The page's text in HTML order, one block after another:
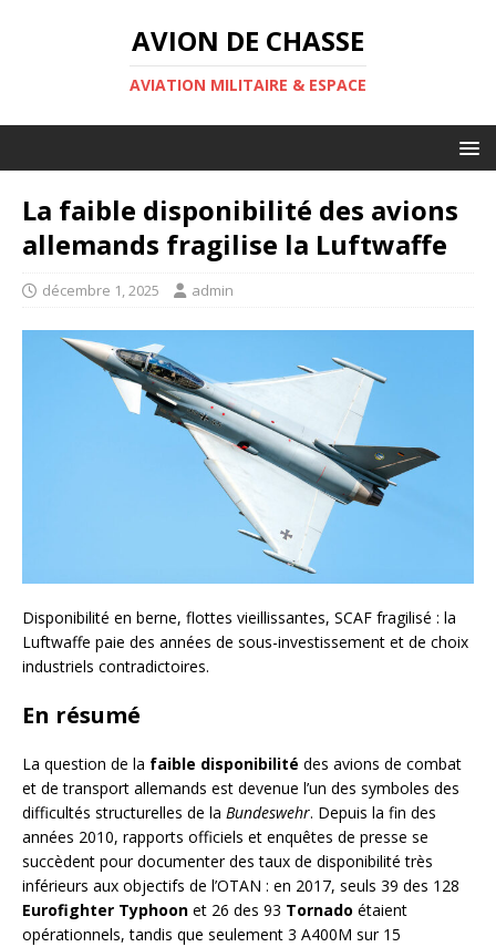
AVION DE CHASSE
AVIATION MILITAIRE & ESPACE
La faible disponibilité des avions
allemands fragilise la Luftwaffe
décembre 1, 2025 admin
Disponibilité en berne, flottes vieillissantes, SCAF fragilisé : la
Luftwaffe paie des années de sous-investissement et de choix
industriels contradictoires.
En résumé
La question de la faible disponibilité des avions de combat
et de transport allemands est devenue l’un des symboles des
difficultés structurelles de la Bundeswehr. Depuis la fin des
années 2010, rapports officiels et enquêtes de presse se
succèdent pour documenter des taux de disponibilité très
inférieurs aux objectifs de l’OTAN : en 2017, seuls 39 des 128
Eurofighter Typhoon et 26 des 93 Tornado étaient
opérationnels, tandis que seulement 3 A400M sur 15